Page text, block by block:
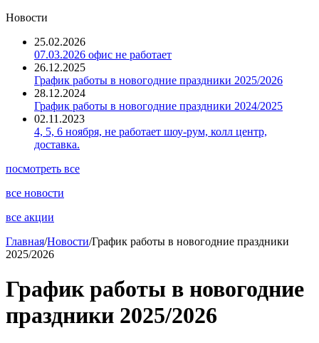
Новости
25.02.2026
07.03.2026 офис не работает
26.12.2025
График работы в новогодние праздники 2025/2026
28.12.2024
График работы в новогодние праздники 2024/2025
02.11.2023
4, 5, 6 ноября, не работает шоу-рум, колл центр,
доставка.
посмотреть все
все новости
все акции
Главная/Новости/График работы в новогодние праздники
2025/2026
График работы в новогодние
праздники 2025/2026